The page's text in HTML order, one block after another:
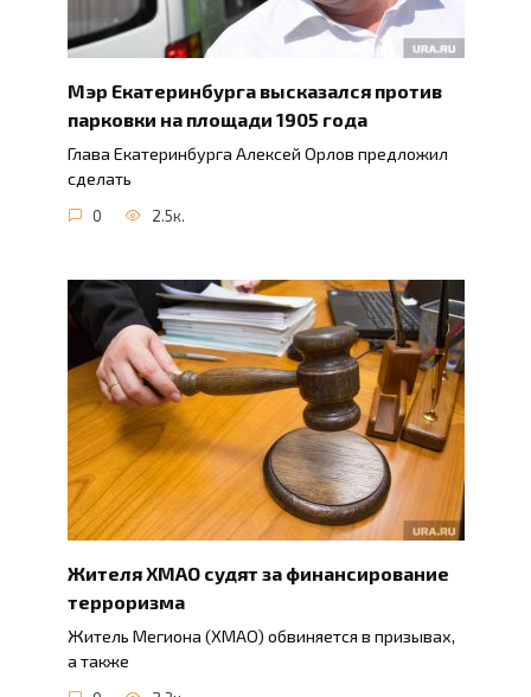
Мэр Екатеринбурга высказался против
парковки на площади 1905 года
Глава Екатеринбурга Алексей Орлов предложил
сделать
0 2.5к.
Жителя ХМАО судят за финансирование
терроризма
Житель Мегиона (ХМАО) обвиняется в призывах,
а также